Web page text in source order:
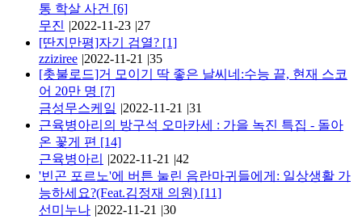
통 학살 사건 [6]
무진 |2022-11-23 |27
[딴지만평]자기 검열? [1]
zziziree |2022-11-21 |35
[촛불로드]거 모이기 딱 좋은 날씨네:수능 끝, 현재 스코
어 20만 명 [7]
금성무스케잌 |2022-11-21 |31
근육병아리의 방구석 오마카세 : 가을 녹진 특집 - 돌아
온 꽃게 편 [14]
근육병아리
|2022-11-21 |42
'빈곤 포르노'에 버튼 눌린 음란마귀들에게: 일상생활 가
능하세요?(Feat.김정재 의원) [11]
선미누나 |2022-11-21 |30